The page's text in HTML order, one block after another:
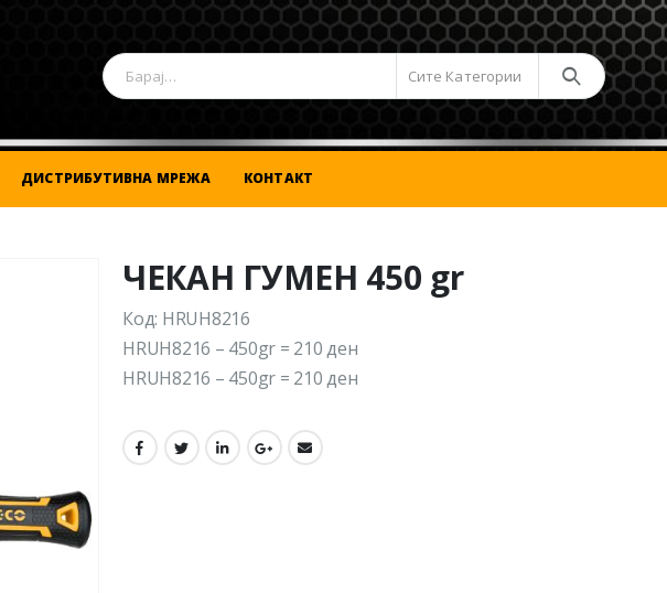
Сите Категории
ДИСТРИБУТИВНА МРЕЖА КОНТАКТ
ЧЕКАН ГУМЕН 450 gr
Код: HRUH8216
HRUH8216 – 450gr = 210 ден
HRUH8216 – 450gr = 210 ден